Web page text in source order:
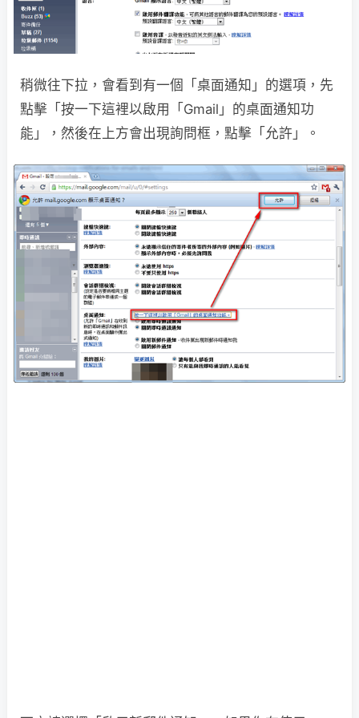
稍微往下拉，會看到有一個「桌面通知」的選項，先
點擊「按一下這裡以啟用「Gmail」的桌面通知功
能」，然後在上方會出現詢問框，點擊「允許」。